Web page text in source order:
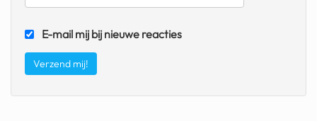
boring phone
bakelse princess taart
dunkin donuts
ryanair
E-mail mij bij nieuwe reacties